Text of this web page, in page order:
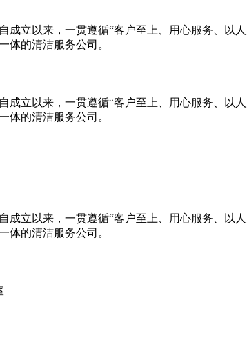
成立以来，一贯遵循“客户至上、用心服务、
体的清洁服务公司。
成立以来，一贯遵循“客户至上、用心服务、
体的清洁服务公司。
成立以来，一贯遵循“客户至上、用心服务、
体的清洁服务公司。